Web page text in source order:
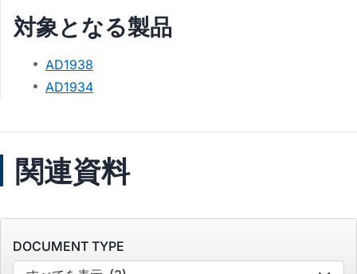
対象となる製品
AD1938
AD1934
関連資料
DOCUMENT TYPE